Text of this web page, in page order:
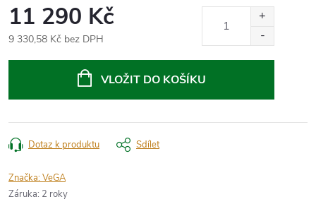
11 290 Kč
9 330,58 Kč bez DPH
VLOŽIT DO KOŠÍKU
Dotaz k produktu Sdílet
Značka:VeGA
Záruka: 2 roky